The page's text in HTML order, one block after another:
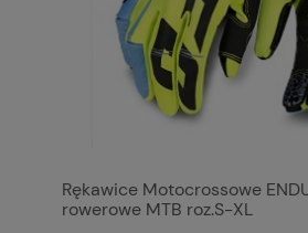
Rękawice Motocrossowe
rowerowe MTB roz.S-XL